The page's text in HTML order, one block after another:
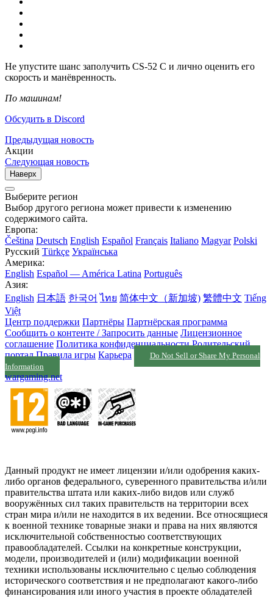
Не упустите шанс заполучить CS-52 C и лично оценить его
скорость и манёвренность.
По машинам!
Обсудить в Discord
Предыдущая новость
Акции
Следующая новость
Наверх
Выберите регион
Выбор другого региона может привести к изменению
содержимого сайта.
Европа:
Čeština Deutsch English Español Français Italiano Magyar Polski
Русский Türkçe Українська
Америка:
English Español — América Latina Português
Азия:
English 日本語 한국어 ไทย 简体中文（新加坡) 繁體中文 Tiếng
Việt
Центр поддержки Партнёры Партнёрская программа
Сообщить о контенте / Запросить данные Лицензионное
соглашение Политика конфиденциальности Родительский
портал Правила игры Карьера
Do Not Sell or Share My Personal
Information
wargaming.net
Данный продукт не имеет лицензии и/или одобрения каких-
либо органов федерального, суверенного правительства и/или
правительства штата или каких-либо видов или служб
вооружённых сил таких правительств на территории всех
стран мира и/или не находится в их ведении. Все относящиеся
к военной технике товарные знаки и права на них являются
исключительной собственностью соответствующих
правообладателей. Ссылки на конкретные конструкции,
модели, производителей и (или) модификации военной
техники использованы исключительно с целью соблюдения
исторического соответствия и не предполагают какого-либо
финансирования или иного участия в проекте обладателей